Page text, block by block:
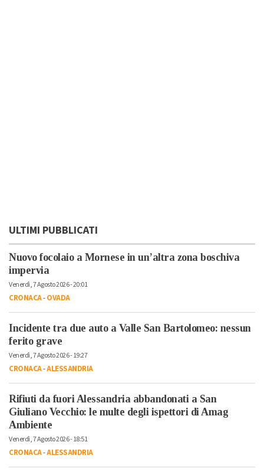
ULTIMI PUBBLICATI
Nuovo focolaio a Mornese in un’altra zona boschiva
impervia
Venerdì, 7 Agosto 2026 - 20:01
CRONACA-OVADA
Incidente tra due auto a Valle San Bartolomeo: nessun
ferito grave
Venerdì, 7 Agosto 2026 - 19:27
CRONACA-ALESSANDRIA
Rifiuti da fuori Alessandria abbandonati a San
Giuliano Vecchio: le multe degli ispettori di Amag
Ambiente
Venerdì, 7 Agosto 2026 - 18:51
CRONACA-ALESSANDRIA